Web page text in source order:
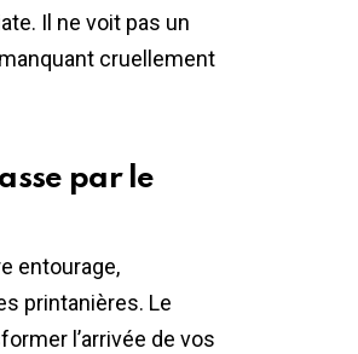
Il ne voit pas un
cruellement
par le
entourage,
printanières. Le
l’arrivée de vos